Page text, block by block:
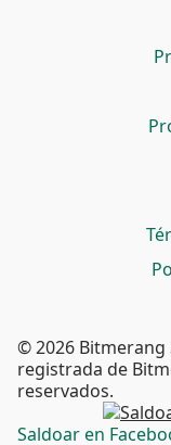
Saldoar en
© 2026 Bitmerang
registrada de
reservados.